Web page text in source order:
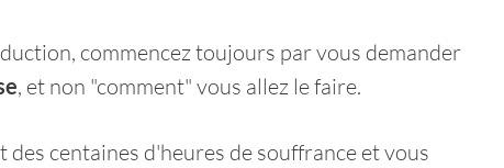
commencez toujours par vous demander
, et non "comment" vous allez le faire.
centaines d'heures de souffrance et vous